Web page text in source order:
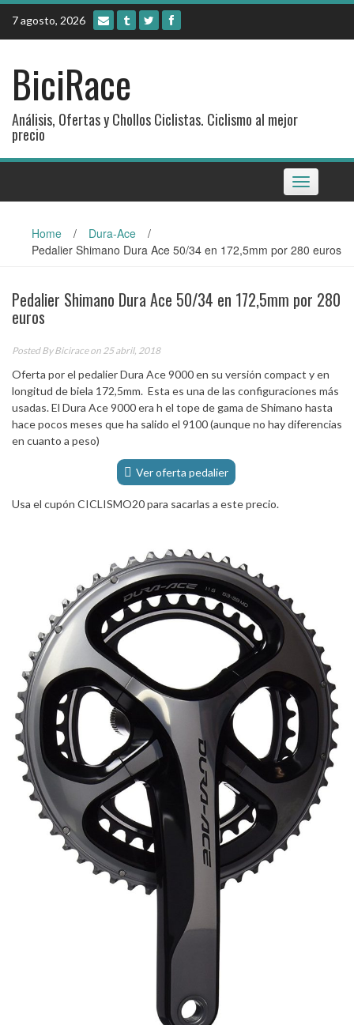
Skip
content
7 agosto, 2026
BiciRace
Análisis, Ofertas y Chollos Ciclistas. Ciclismo al mejor
precio
Toggle
navigation
Home / Dura-Ace
/
Pedalier Shimano Dura Ace 50/34 en 172,5mm por 280 euros
Pedalier Shimano Dura Ace 50/34 en 172,5mm por 280
euros
Posted ByBiciraceon 25 abril, 2018
Oferta por el pedalier Dura Ace 9000 en su versión compact y en
longitud de biela 172,5mm. Esta es una de las configuraciones más
usadas. El Dura Ace 9000 era h el tope de gama de Shimano hasta
hace pocos meses que ha salido el 9100 (aunque no hay diferencias
en cuanto a peso)
Ver oferta pedalier
Usa el cupón CICLISMO20 para sacarlas a este precio.